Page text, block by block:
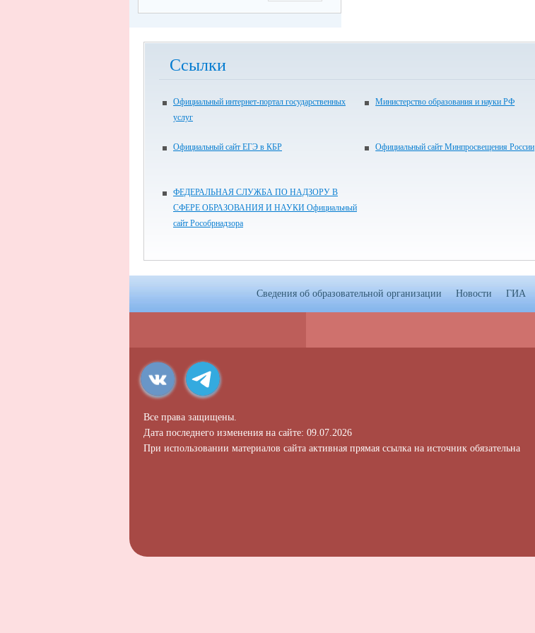
Ссылки
Официальный интернет-портал государственных
услуг
Министерство образования и науки РФ
Официальный сайт ЕГЭ в КБР Официальный сайт Минпросвещения России
ФЕДЕРАЛЬНАЯ СЛУЖБА ПО НАДЗОРУ В
СФЕРЕ ОБРАЗОВАНИЯ И НАУКИ Официальный
сайт Рособрнадзора
Сведения об образовательной организации Новости ГИА
Все права защищены.
Дата последнего изменения на сайте: 09.07.2026
При использовании материалов сайта активная прямая ссылка на источник обязательна